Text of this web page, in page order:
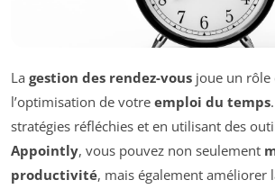
La gestion des rendez-vous joue un rôle
l’optimisation de votre emploi du temps
stratégies réfléchies et en utilisant des
Appointly, vous pouvez non seulement
productivité, mais également améliorer